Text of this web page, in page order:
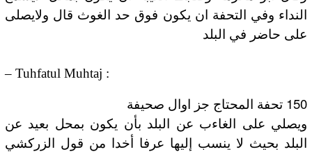
ﺍﻟﻨﺪﺍﺀ ﻭﻓﻲ ﺍﻟﺘﺤﻔﺔ ﺍﻥ ﻳﻜﻮﻥ ﻓﻮﻕ ﺣﺪ ﺍﻟﻐﻮﺙ ﻗﺎﻝ ﻭﻻﻳﺼﻠﻰ
ﻋﻠﻰ ﺣﺎﺿﺮ ﻓﻲ ﺍﻟﺒﻠﺪ
– Tuhfatul Muhtaj :
150 ﺗﺤﻔﺔ ﺍﻟﻤﺤﺘﺎﺝ ﺟﺰ ﺍﻭﺍﻝ ﺻﺤﻴﻔﺔ
ﻭﻳﺼﻠﻲ ﻋﻠﻰ ﺍﻟﻐﺎﺀﺏ ﻋﻦ ﺍﻟﺒﻠﺪ ﺑﺄﻥ ﻳﻜﻮﻥ ﺑﻤﺤﻞ ﺑﻌﻴﺪ ﻋﻦ
ﺍﻟﺒﻠﺪ ﺑﺤﻴﺚ ﻻ ﻳﻨﺴﺐ ﺇﻟﻴﻬﺎ ﻋﺮﻓﺎ ﺃﺧﺪﺍ ﻣﻦ ﻗﻮﻝ ﺍﻟﺰﺭﻛﺸﻲ